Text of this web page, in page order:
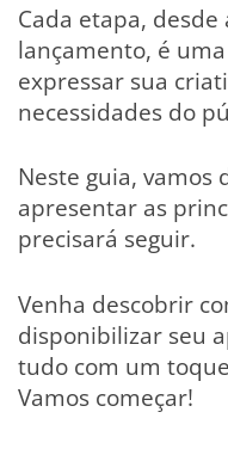
Cada etapa,
lançamento, é
expressar sua
necessidades do
Neste guia, vamos
apresentar as
precisará seguir.
Venha descobrir
disponibilizar seu
tudo com um
Vamos começar!